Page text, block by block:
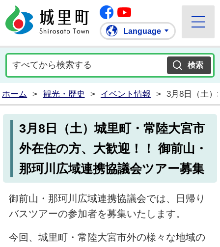
城里町ホームページ
Facebook
Language
ホーム > 観光・歴史 > イベント情報 > 3月8日（土
3月8日（土）城里町・常陸大宮市
外在住の方、大歓迎！！ 御前山・
那珂川広域連携協議会ツアー募集
御前山・那珂川広域連携協議会では、日帰り
バスツアーの参加者を募集いたします。
今回、城里町・常陸大宮市外の様々な地域の